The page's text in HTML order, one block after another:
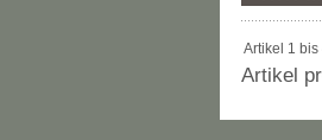
Artikel 1 bis
Artikel